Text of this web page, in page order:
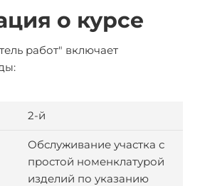
о курсе
работ" включает
2-й
Обслуживание участка с
простой номенклатурой
изделий по указанию